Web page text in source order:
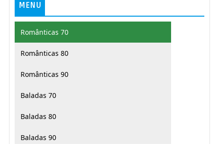
47
Amo Soltanto Te - Andrea Bocelli, Ed
Un Amore Così Grande - Andrea Bocelli,
49 I Believe - Andrea Bocelli, Cecilia Bartoli
50 Alas de Libertad - Andrea Bocelli
MENU
Românticas 70
Românticas 80
Românticas 90
Baladas 70
Baladas 80
Baladas 90